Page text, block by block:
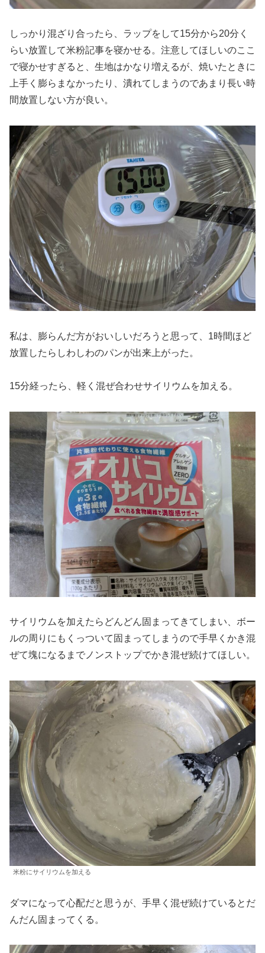
しっかり混ざり合ったら、ラップをして15分から20分く
らい放置して米粉記事を寝かせる。注意してほしいのここ
で寝かせすぎると、生地はかなり増えるが、焼いたときに
上手く膨らまなかったり、潰れてしまうのであまり長い時
間放置しない方が良い。
私は、膨らんだ方がおいしいだろうと思って、1時間ほど
放置したらしわしわのパンが出来上がった。
15分経ったら、軽く混ぜ合わせサイリウムを加える。
サイリウムを加えたらどんどん固まってきてしまい、ボー
ルの周りにもくっついて固まってしまうので手早くかき混
ぜて塊になるまでノンストップでかき混ぜ続けてほしい。
米粉にサイリウムを加える
ダマになって心配だと思うが、手早く混ぜ続けているとだ
んだん固まってくる。